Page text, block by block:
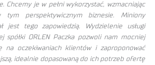
Chcemy je w pełni wykorzystać, wzmacniając
tym perspektywicznym biznesie. Miniony
jest tego zapowiedzią. Wydzielenie usługi
spółki ORLEN Paczka pozwoli nam mocniej
na oczekiwaniach klientów i zaproponować
idealnie dopasowaną do ich potrzeb ofertę